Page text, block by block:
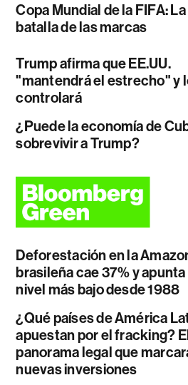
Copa Mundial de la FIFA: La
batalla de las marcas
Trump afirma que EE.UU.
"mantendrá el estrecho" y
controlará
¿Puede la economía de
sobrevivir a Trump?
Deforestación en la
brasileña cae 37% y apunta
nivel más bajo desde 1988
¿Qué países de América
apuestan por el fracking?
panorama legal que
nuevas inversiones